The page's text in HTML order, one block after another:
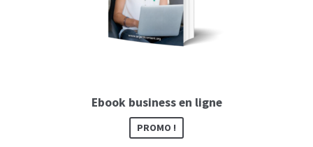
Ebook business en ligne
PROMO !